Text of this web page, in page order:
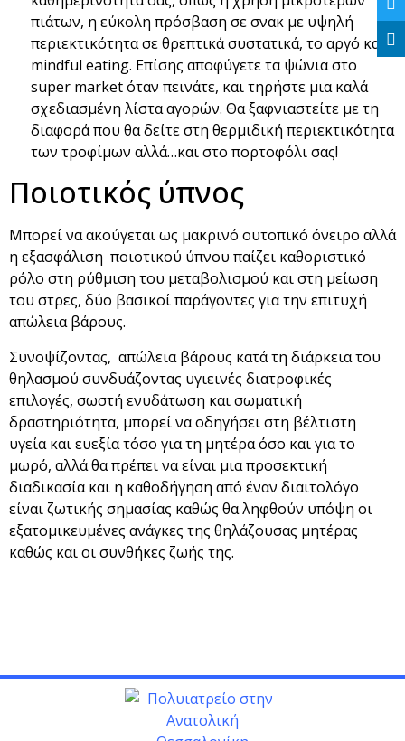
πιάτων, η εύκολη πρόσβαση σε σνακ με υψηλή
περιεκτικότητα σε θρεπτικά συστατικά, το αργό και
mindful eating. Επίσης αποφύγετε τα ψώνια στο
super market όταν πεινάτε, και τηρήστε μια καλά
σχεδιασμένη λίστα αγορών. Θα ξαφνιαστείτε με τη
διαφορά που θα δείτε στη θερμιδική περιεκτικότητα
των τροφίμων αλλά…και στο πορτοφόλι σας!
Ποιοτικός ύπνος
Μπορεί να ακούγεται ως μακρινό ουτοπικό όνειρο αλλά
η εξασφάλιση ποιοτικού ύπνου παίζει καθοριστικό
ρόλο στη ρύθμιση του μεταβολισμού και στη μείωση
του στρες, δύο βασικοί παράγοντες για την επιτυχή
απώλεια βάρους.
Συνοψίζοντας, απώλεια βάρους κατά τη διάρκεια του
θηλασμού συνδυάζοντας υγιεινές διατροφικές
επιλογές, σωστή ενυδάτωση και σωματική
δραστηριότητα, μπορεί να οδηγήσει στη βέλτιστη
υγεία και ευεξία τόσο για τη μητέρα όσο και για το
μωρό, αλλά θα πρέπει να είναι μια προσεκτική
διαδικασία και η καθοδήγηση από έναν διαιτολόγο
είναι ζωτικής σημασίας καθώς θα ληφθούν υπόψη οι
εξατομικευμένες ανάγκες της θηλάζουσας μητέρας
καθώς και οι συνθήκες ζωής της.